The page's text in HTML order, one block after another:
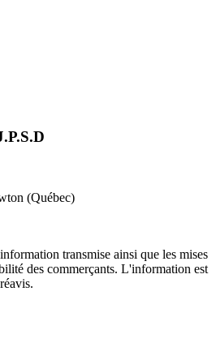
(Québec)
transmise ainsi que les mises
des commerçants. L'information est